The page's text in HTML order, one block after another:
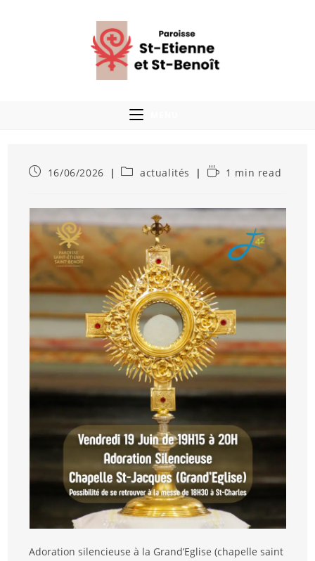
16/06/2026 actualités 1 min read
Adoration silencieuse à la Grand’Eglise (chapelle saint